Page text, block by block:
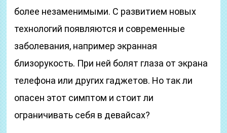
более незаменимыми. С развитием новых
технологий появляются и современные
заболевания, например экранная
близорукость. При ней болят глаза от экрана
телефона или других гаджетов. Но так ли
опасен этот симптом и стоит ли
ограничивать себя в девайсах?